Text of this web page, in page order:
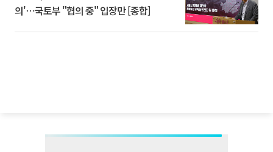
의'⋯국토부 "협의 중" 입장만 [종합]